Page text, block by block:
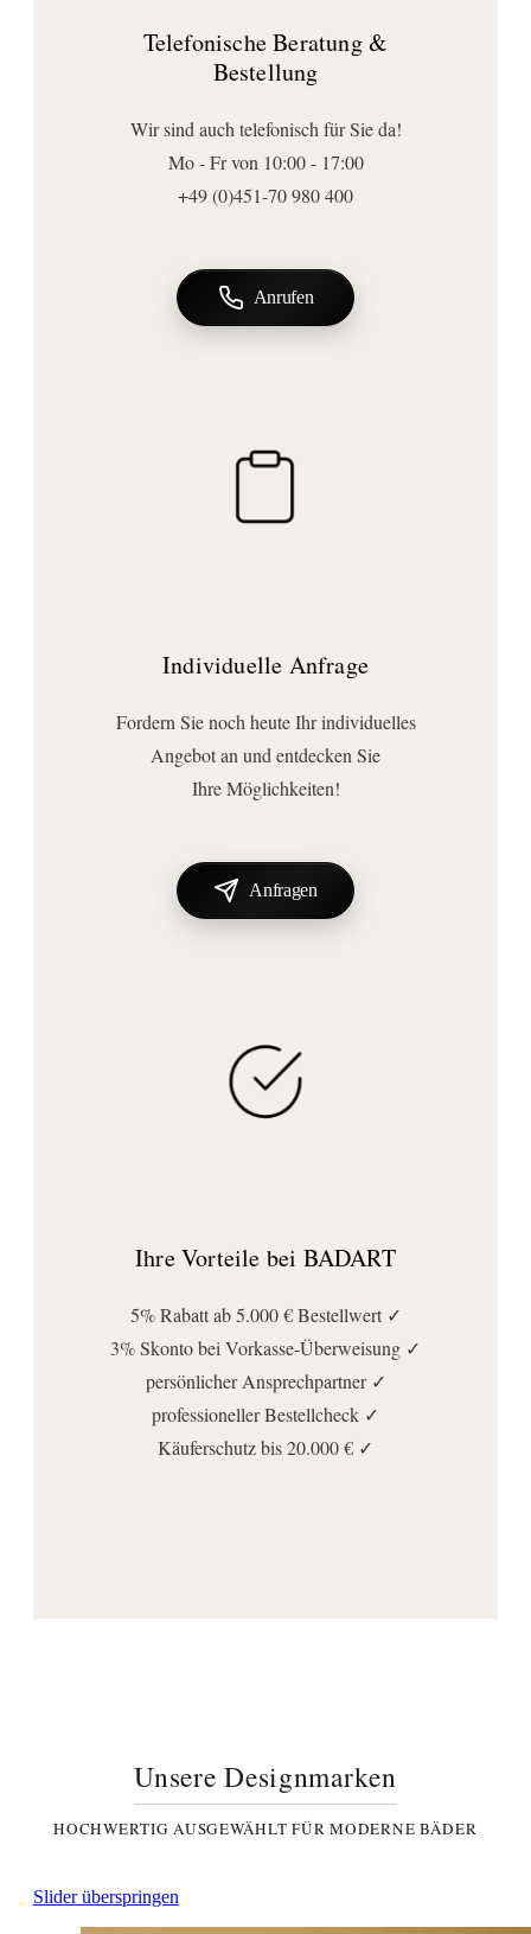
Tiefe (mm):
Montageart:
Telefonische Beratung &
Bestellung
Wir sind auch telefonisch für Sie da!
Mo - Fr von 10:00 - 17:00
+49 (0)451-70 980 400
Anrufen
Individuelle Anfrage
Fordern Sie noch heute Ihr individuelles
Angebot an und entdecken Sie
Ihre Möglichkeiten!
Anfragen
Ihre Vorteile bei BADART
5% Rabatt ab 5.000 € Bestellwert ✓
3% Skonto bei Vorkasse-Überweisung ✓
persönlicher Ansprechpartner ✓
professioneller Bestellcheck ✓
Käuferschutz bis 20.000 € ✓
Unsere Designmarken
HOCHWERTIG AUSGEWÄHLT FÜR MODERNE BÄDER
Slider überspringen